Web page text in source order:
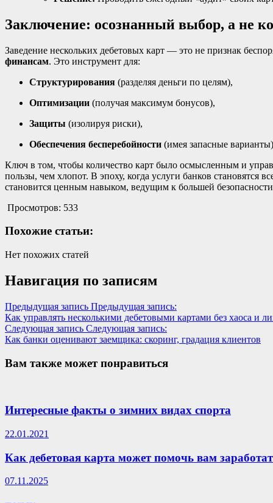
Заключение: осознанный выбор, а не
Заведение нескольких дебетовых карт — это не признак
финансам. Это инструмент для:
Структурирования (разделяя деньги по целям),
Оптимизации (получая максимум бонусов),
Защиты (изолируя риски),
Обеспечения бесперебойности (имея запасные
Ключ в том, чтобы количество карт было осмысленным и
пользы, чем хлопот. В эпоху, когда услуги банков
становится ценным навыком, ведущим к большей
Просмотров: 533
Похожие статьи:
Нет похожих статей
Навигация по записям
Предыдущая запись Предыдущая запись:
Как управлять несколькими дебетовыми картами без хаоса и
Следующая запись Следующая запись:
Как банки оценивают заемщика: скоринг, градация клиентов
Вам также может понравиться
Интересные факты о зимних видах спорта
22.01.2021
Как дебетовая карта может помочь вам
07.11.2025